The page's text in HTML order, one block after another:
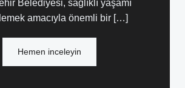
Belediyesi, sağlıklı yaşamı
amacıyla önemli bir […]
Hemen inceleyin